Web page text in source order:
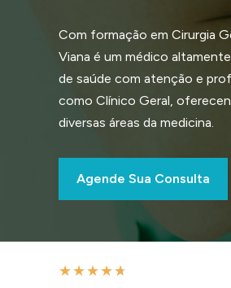
Com formação em Cirurgia
Viana é um médico
de saúde com atenção e
como Clínico Geral,
diversas áreas da medicina.
Agende Sua Consulta
★★★★★